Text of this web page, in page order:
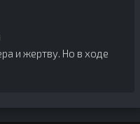
и жертву. Но в ходе